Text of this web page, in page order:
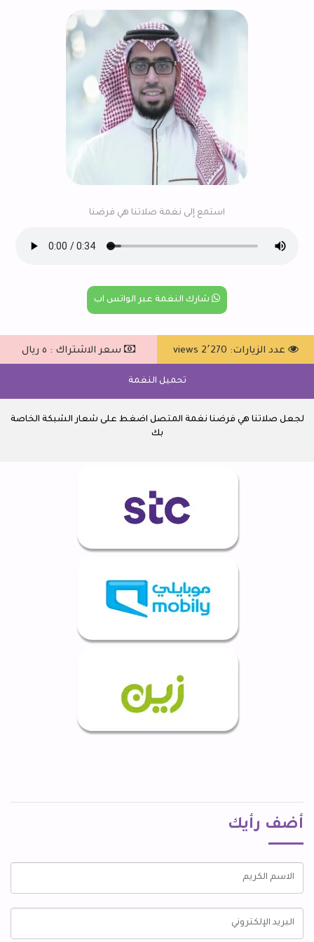
استمع إلى نغمة صلاتنا هي فرضنا
شارك النغمة عبر الواتس اب
عدد الزيارات: 2٬270 views سعر الاشتراك : ٥ ريال
تحميل النغمة
لجعل صلاتنا هي فرضنا نغمة المتصل اضغط على شعار الشبكة الخاصة
بك
أضف رأيك